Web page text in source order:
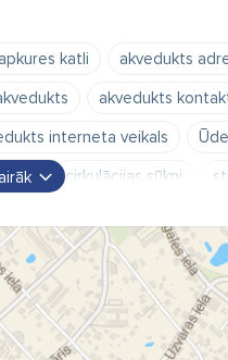
katli
akvedukts
akvedukts
interneta veikals
cirkulācijas sūkņi
ūdens filtri atkaļķotāji
izplešanās trauki
notekas trapi